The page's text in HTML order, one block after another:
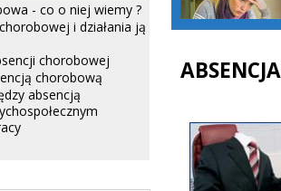
- co o niej wiemy ?
i działania ją
chorobowej
chorobową
absencją